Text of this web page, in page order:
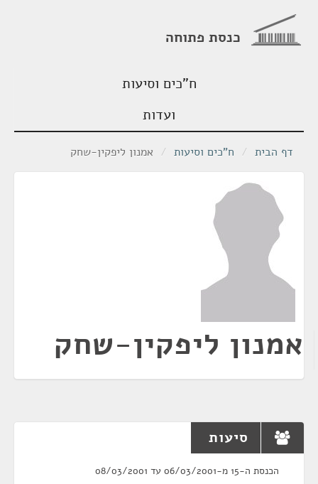
כנסת פתוחה
ח"כים וסיעות
ועדות
דף הבית / ח"כים וסיעות / אמנון ליפקין-שחק
אמנון ליפקין-שחק
סיעות
הכנסת ה-15 מ-06/03/2001 עד 08/03/2001